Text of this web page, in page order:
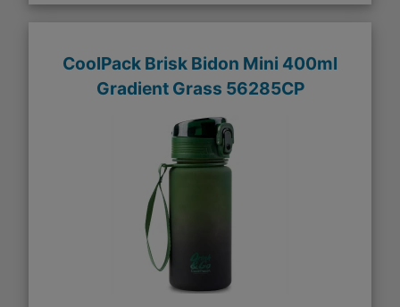
CoolPack Brisk Bidon Mini 400ml
Gradient Grass 56285CP